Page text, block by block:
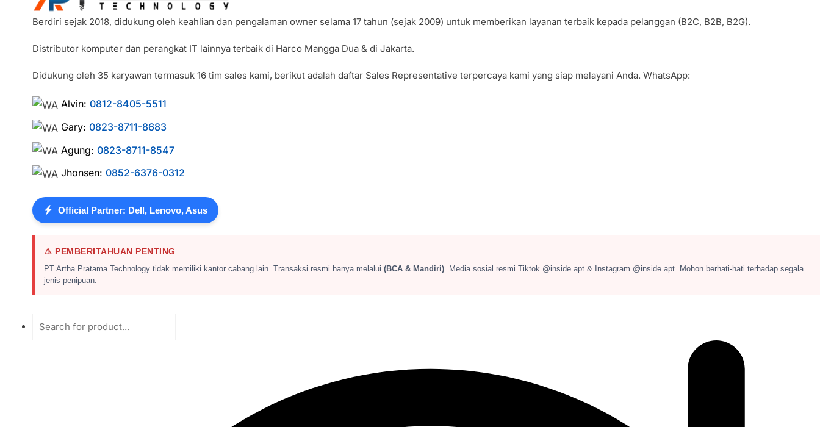
Berdiri sejak 2018, didukung oleh keahlian dan pengalaman owner selama 17 tahun (sejak 2009) untuk memberikan layanan terbaik kepada pelanggan (B2C, B2B, B2G).
Distributor komputer dan perangkat IT lainnya terbaik di Harco Mangga Dua & di Jakarta.
Didukung oleh 35 karyawan termasuk 16 tim sales kami, berikut adalah daftar Sales Representative terpercaya kami yang siap melayani Anda. WhatsApp:
Alvin:0812-8405-5511
Gary:0823-8711-8683
Agung:0823-8711-8547
Jhonsen:0852-6376-0312
Official Partner: Dell, Lenovo, Asus
⚠️ PEMBERITAHUAN PENTING
PT Artha Pratama Technology tidak memiliki kantor cabang lain. Transaksi resmi hanya melalui(BCA & Mandiri) . Media sosial resmi Tiktok @inside.apt & Instagram @inside.apt. Mohon berhati-hati terhadap segala
jenis penipuan.